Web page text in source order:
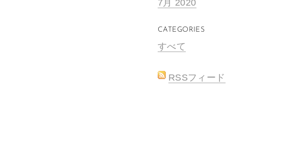
7月 2020
CATEGORIES
すべて
RSSフィード